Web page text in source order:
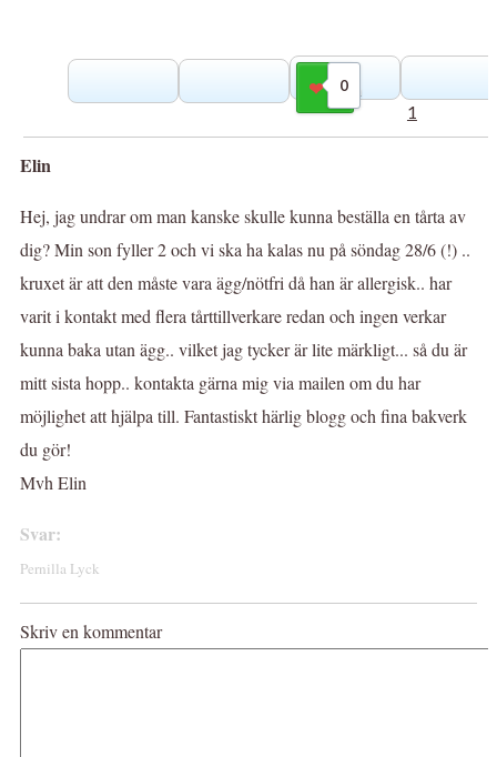
0
Gilla
1
Elin
Hej, jag undrar om man kanske skulle kunna beställa en tårta av
dig? Min son fyller 2 och vi ska ha kalas nu på söndag 28/6 (!) ..
kruxet är att den måste vara ägg/nötfri då han är allergisk.. har
varit i kontakt med flera tårttillverkare redan och ingen verkar
kunna baka utan ägg.. vilket jag tycker är lite märkligt... så du är
mitt sista hopp.. kontakta gärna mig via mailen om du har
möjlighet att hjälpa till. Fantastiskt härlig blogg och fina bakverk
du gör!
Mvh Elin
Svar:
Pernilla Lyck
Skriv en kommentar